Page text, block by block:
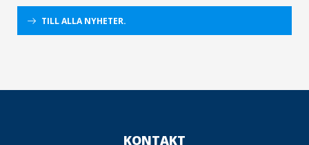
TILL ALLA NYHETER.
KONTAKT